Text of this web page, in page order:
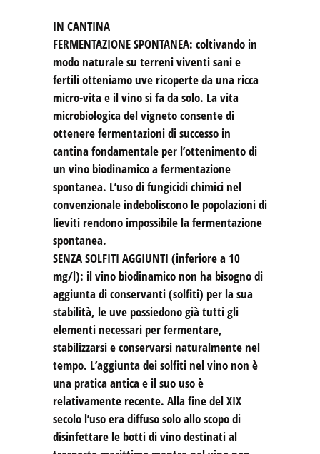
IN CANTINA
FERMENTAZIONE SPONTANEA: coltivando in
modo naturale su terreni viventi sani e
fertili otteniamo uve ricoperte da una ricca
micro-vita e il vino si fa da solo. La vita
microbiologica del vigneto consente di
ottenere fermentazioni di successo in
cantina fondamentale per l’ottenimento di
un vino biodinamico a fermentazione
spontanea. L’uso di fungicidi chimici nel
convenzionale indeboliscono le popolazioni di
lieviti rendono impossibile la fermentazione
spontanea.
SENZA SOLFITI AGGIUNTI (inferiore a 10
mg/l): il vino biodinamico non ha bisogno di
aggiunta di conservanti (solfiti) per la sua
stabilità, le uve possiedono già tutti gli
elementi necessari per fermentare,
stabilizzarsi e conservarsi naturalmente nel
tempo. L’aggiunta dei solfiti nel vino non è
una pratica antica e il suo uso è
relativamente recente. Alla fine del XIX
secolo l’uso era diffuso solo allo scopo di
disinfettare le botti di vino destinati al